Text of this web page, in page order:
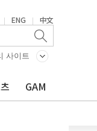
| ENG | 中文
사이트
GAM